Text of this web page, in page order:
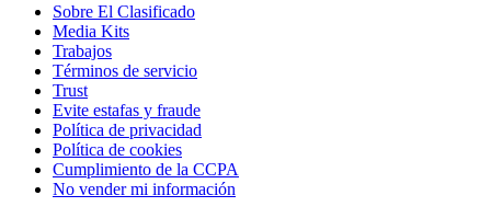
Sobre El Clasificado
Media Kits
Trabajos
Términos de servicio
Trust
Evite estafas y fraude
Política de privacidad
Política de cookies
Cumplimiento de la CCPA
No vender mi información